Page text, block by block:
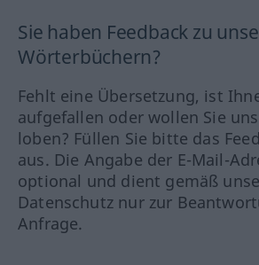
Sie haben Feedback zu
Wörterbüchern?
Fehlt eine Übersetzung, ist
aufgefallen oder wollen Sie
loben? Füllen Sie bitte das
aus. Die Angabe der E-Mail-
optional und dient gemäß
Datenschutz nur zur
Anfrage.